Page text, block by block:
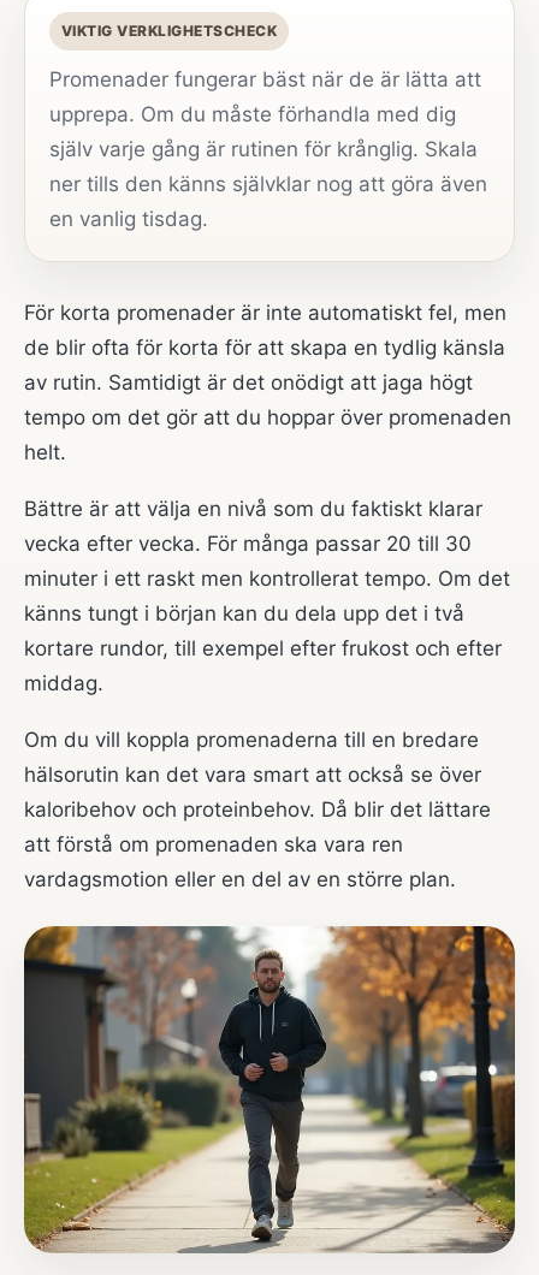
VIKTIG VERKLIGHETSCHECK
Promenader fungerar bäst när de är lätta att
upprepa. Om du måste förhandla med dig
själv varje gång är rutinen för krånglig. Skala
ner tills den känns självklar nog att göra även
en vanlig tisdag.
För korta promenader är inte automatiskt fel, men
de blir ofta för korta för att skapa en tydlig känsla
av rutin. Samtidigt är det onödigt att jaga högt
tempo om det gör att du hoppar över promenaden
helt.
Bättre är att välja en nivå som du faktiskt klarar
vecka efter vecka. För många passar 20 till 30
minuter i ett raskt men kontrollerat tempo. Om det
känns tungt i början kan du dela upp det i två
kortare rundor, till exempel efter frukost och efter
middag.
Om du vill koppla promenaderna till en bredare
hälsorutin kan det vara smart att också se över
kaloribehov och proteinbehov. Då blir det lättare
att förstå om promenaden ska vara ren
vardagsmotion eller en del av en större plan.